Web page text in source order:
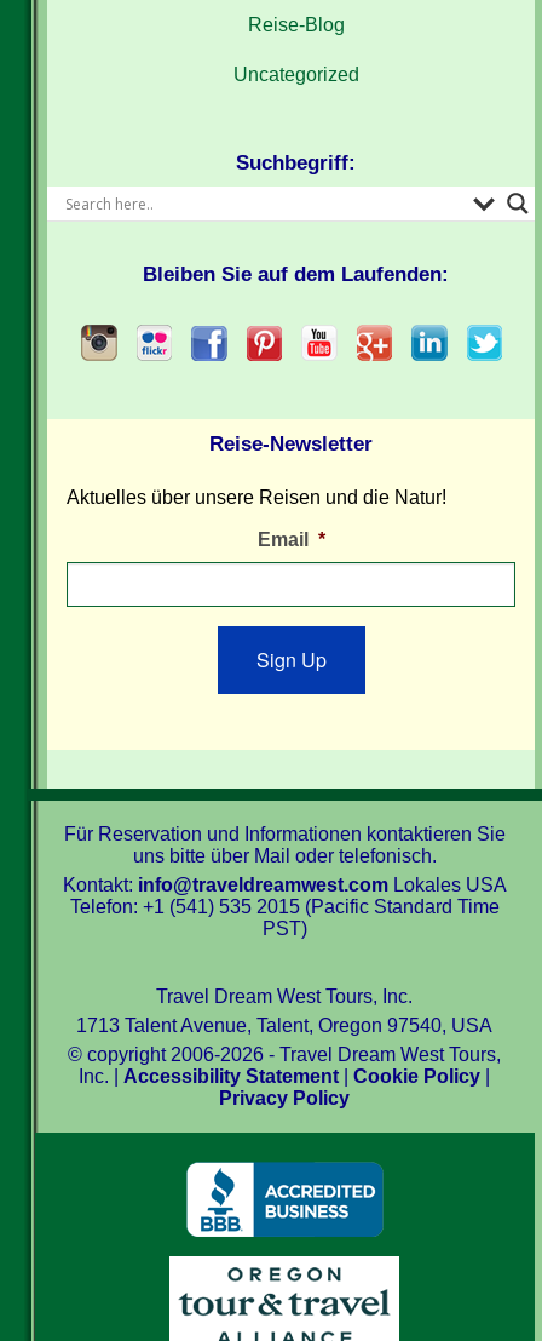
Reise-Blog
Uncategorized
Suchbegriff:
Bleiben Sie auf dem Laufenden:
Reise-Newsletter
Aktuelles über unsere Reisen und die Natur!
Email *
Sign Up
Für Reservation und Informationen kontaktieren Sie
uns bitte über Mail oder telefonisch.
Kontakt: info@traveldreamwest.comLokales USA
Telefon: +1 (541) 535 2015 (Pacific Standard Time
PST)
Travel Dream West Tours, Inc.
1713 Talent Avenue, Talent, Oregon 97540, USA
© copyright 2006-2026 - Travel Dream West Tours,
Inc. | Accessibility Statement |Cookie Policy
Privacy Policy